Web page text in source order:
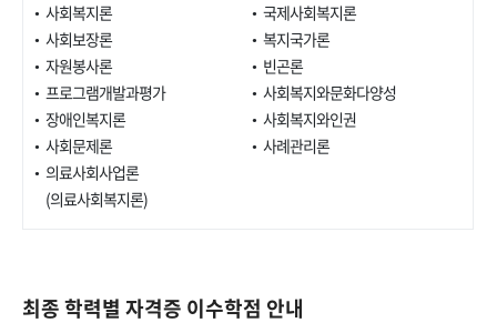
사회복지론
사회보장론
자원봉사론
프로그램개발과평가
장애인복지론
사회문제론
의료사회사업론
(의료사회복지론)
국제사회복지론
복지국가론
빈곤론
사회복지와문화다양성
사회복지와인권
사례관리론
최종 학력별 자격증 이수학점 안내